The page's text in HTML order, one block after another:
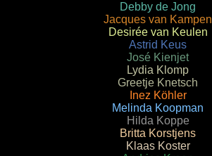
Debby de Jong
Jacques van Kampen
Desirée van Keulen
Astrid Keus
José Kienjet
Lydia Klomp
Greetje Knetsch
Inez Köhler
Melinda Koopman
Hilda Koppe
Britta Korstjens
Klaas Koster